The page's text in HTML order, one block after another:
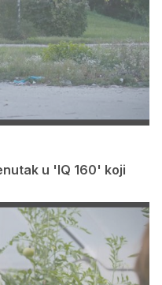
u 'IQ 160' koji